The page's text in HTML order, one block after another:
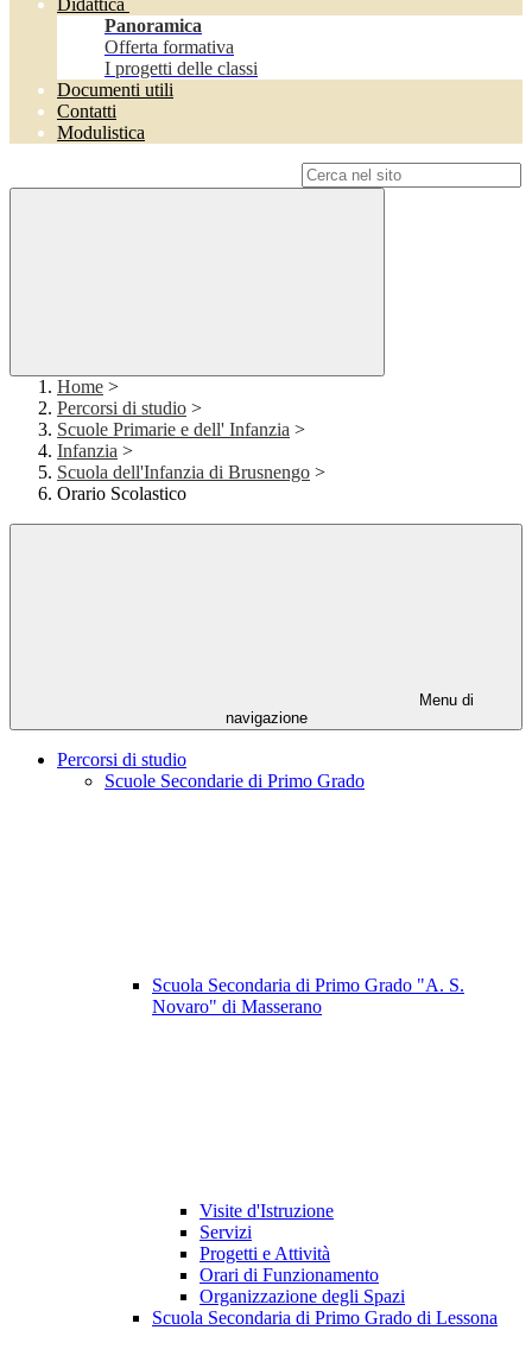
Didattica
Panoramica
Offerta formativa
I progetti delle classi
Documenti utili
Contatti
Modulistica
Home >
Percorsi di studio >
Scuole Primarie e dell' Infanzia >
Infanzia >
Scuola dell'Infanzia di Brusnengo >
Orario Scolastico
Menu di
navigazione
Percorsi di studio
Scuole Secondarie di Primo Grado
Scuola Secondaria di Primo Grado "A. S.
Novaro" di Masserano
Visite d'Istruzione
Servizi
Progetti e Attività
Orari di Funzionamento
Organizzazione degli Spazi
Scuola Secondaria di Primo Grado di Lessona